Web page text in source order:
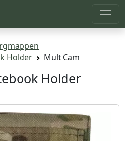
Holder
MultiCam
Holder